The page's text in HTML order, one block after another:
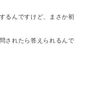
るんですけど、まさか初
されたら答えられるんで